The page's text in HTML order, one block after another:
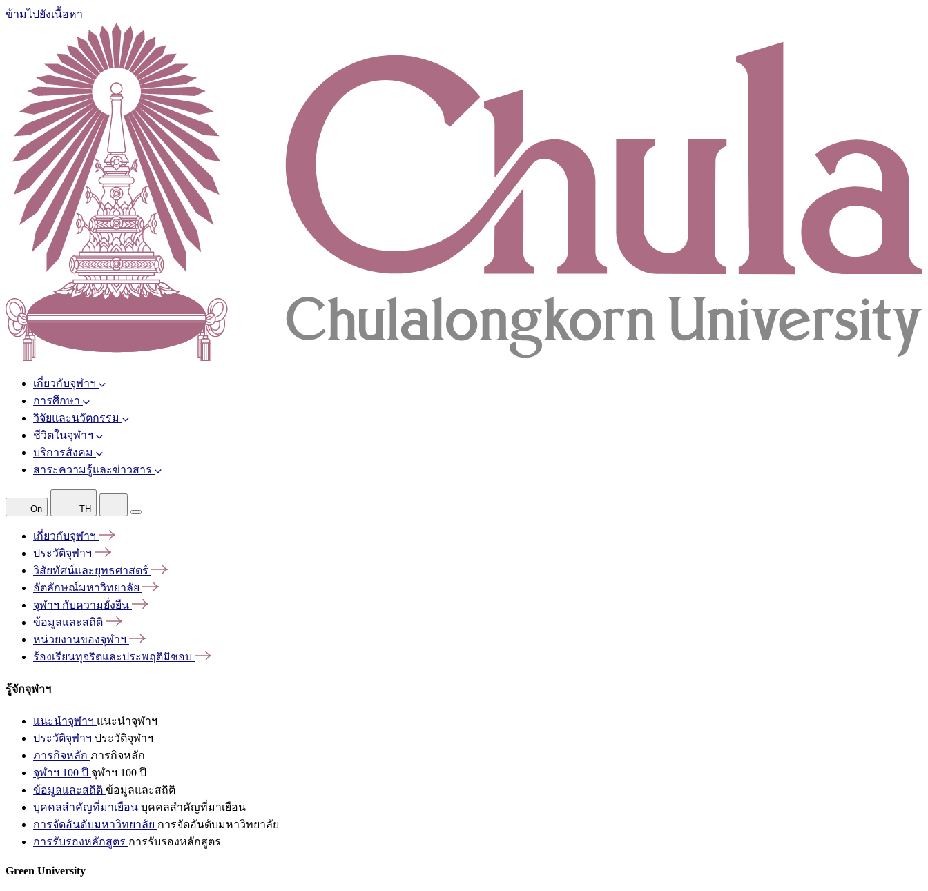
ข้ามไปยังเนื้อหา
เกี่ยวกับจุฬาฯ
การศึกษา
วิจัยและนวัตกรรม
ชีวิตในจุฬาฯ
บริการสังคม
สาระความรู้และข่าวสาร
On TH
เกี่ยวกับจุฬาฯ
ประวัติจุฬาฯ
วิสัยทัศน์และยุทธศาสตร์
อัตลักษณ์มหาวิทยาลัย
จุฬาฯ กับความยั่งยืน
ข้อมูลและสถิติ
หน่วยงานของจุฬาฯ
ร้องเรียนทุจริตและประพฤติมิชอบ
รู้จักจุฬาฯ
แนะนำจุฬาฯ แนะนำจุฬาฯ
ประวัติจุฬาฯ ประวัติจุฬาฯ
ภารกิจหลัก ภารกิจหลัก
จุฬาฯ 100 ปี จุฬาฯ 100 ปี
ข้อมูลและสถิติ ข้อมูลและสถิติ
บุคคลสำคัญที่มาเยือน บุคคลสำคัญที่มาเยือน
การจัดอันดับมหาวิทยาลัย การจัดอันดับมหาวิทยาลัย
การรับรองหลักสูตร การรับรองหลักสูตร
Green University